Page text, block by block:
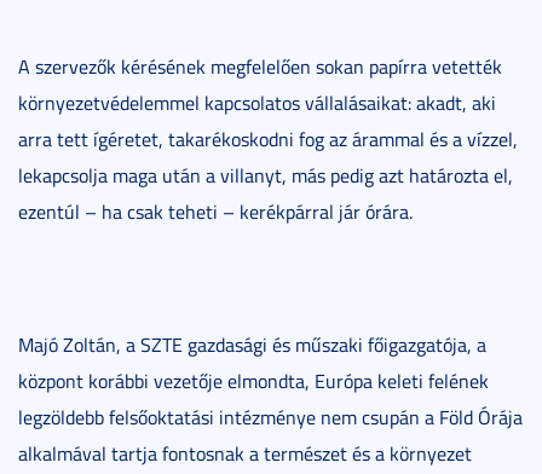
A szervezők kérésének megfelelően sokan papírra vetették
környezetvédelemmel kapcsolatos vállalásaikat: akadt, aki
arra tett ígéretet, takarékoskodni fog az árammal és a vízzel,
lekapcsolja maga után a villanyt, más pedig azt határozta el,
ezentúl – ha csak teheti – kerékpárral jár órára.
Majó Zoltán, a SZTE gazdasági és műszaki főigazgatója, a
központ korábbi vezetője elmondta, Európa keleti felének
legzöldebb felsőoktatási intézménye nem csupán a Föld Órája
alkalmával tartja fontosnak a természet és a környezet